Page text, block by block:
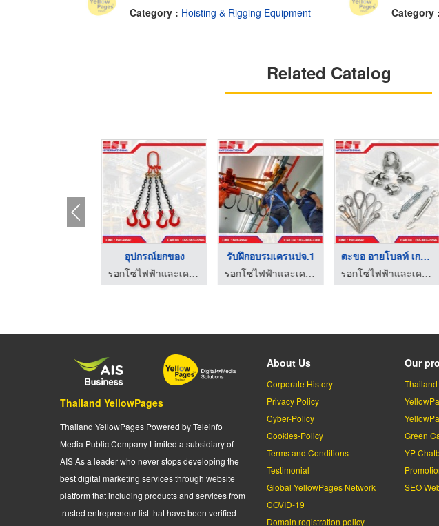
Category : Hoisting & Rigging Equipment
Category :
Related Catalog
อุปกรณ์ยกของ
รอกโซ่ไฟฟ้าและเครนโรงงาน - เอชเอสที อินเตอร์เนชั่นแนล
รับฝึกอบรมเครนปจ.1
รอกโซ่ไฟฟ้าและเครนโรงงาน - เอชเอสที อินเตอร์เนชั่นแนล
ตะขอ อายโบลท์ เกลียว ...
รอกโซ่ไฟฟ้าและเครนโรงงาน - เอชเอสที อินเตอร์เนชั่นแนล
Thailand YellowPages
Thailand YellowPages Powered by Teleinfo
Media Public Company Limited a subsidiary of
AIS As a leader who never stops developing the
best digital marketing services through website
platform that including products and services from
trusted entrepreneur list that have been verified
About Us
Corporate History
Privacy Policy
Cyber-Policy
Cookies-Policy
Terms and Conditions
Testimonial
Global YellowPages Network
COVID-19
Domain registration policy
Our
Green
YP
SEO